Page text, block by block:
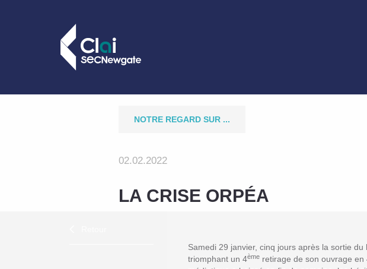
NOTRE REGARD SUR ...
02.02.2022
LA CRISE ORPÉA
Samedi 29 janvier, cinq jours après la sortie
triomphant un 4ème retirage de son ouvrage